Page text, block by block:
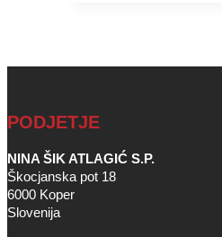
PODJETJE
NINA ŠIK ATLAGIĆ S.P.
Škocjanska pot 18
6000 Koper
Slovenija